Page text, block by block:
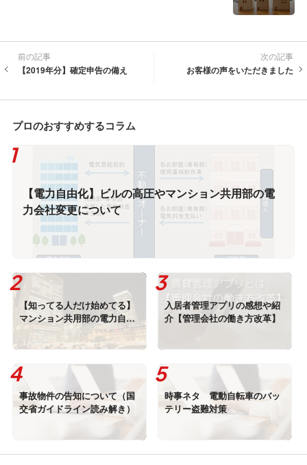
前の記事
【2019年分】確定申告の備え
次の記事
お客様の声をいただきました
プロのおすすめするコラム
【電力自由化】ビルの高圧やマンション共用部の電
力会社変更について
【知ってる人だけ始めてる】
マンション共用部の電力自由
化の仕組み、裏側解説
入居者管理アプリの感想や紹
介【管理会社の働き方改革】
事故物件の告知について（国
交省ガイドライン読み解き）
時事ネタ 電動自転車のバッ
テリー盗難対策